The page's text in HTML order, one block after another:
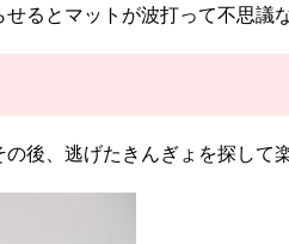
るとマットが波打って不思議
後、逃げたきんぎょを探して